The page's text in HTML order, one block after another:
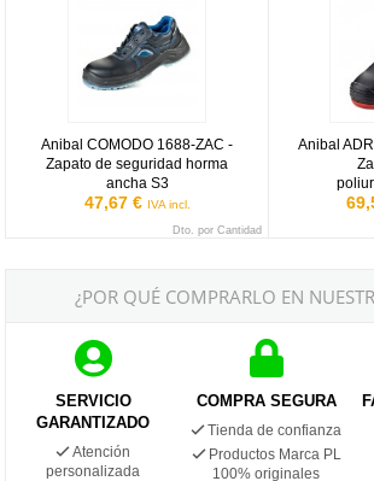
Anibal COMODO 1688-ZAC -
Zapato de seguridad horma
ancha S3
47,67 € IVA incl.
Dto. por Cantidad
Anibal
¿POR QUÉ COMPRARLO EN
SERVICIO
GARANTIZADO
Atención
personalizada
COMPRA SEGURA
Tienda de confianza
Productos Marca PL
100% originales